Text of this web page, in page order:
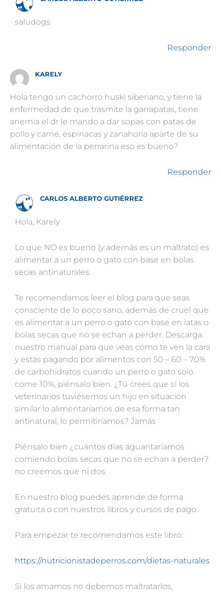
saludogs
Responder
KARELY
Hola tengo un cachorro huski siberiano, y tiene la
enfermedad de que trasmite la garrapatas, tiene
anemia el dr le mando a dar sopas con patas de
pollo y carne, espinacas y zanahoria aparte de su
alimentación de la perrarina eso es bueno?
Responder
CARLOS ALBERTO GUTIÉRREZ
Hola, Karely
Lo que NO es bueno (y además es un maltrato) es
alimentar a un perro o gato con base en bolas
secas antinaturales.
Te recomendamos leer el blog para que seas
consciente de lo poco sano, además de cruel que
es alimentar a un perro o gato con base en latas o
bolas secas que no se echan a perder. Descarga
nuestro manual para que veas cómo te ven la cara
y estás pagando por alimentos con 50 – 60 – 70%
de carbohidratos cuando un perro o gato solo
come 10%, piénsalo bien. ¿Tú crees que si los
veterinarios tuviésemos un hijo en situación
similar lo alimentaríamos de esa forma tan
antinatural, lo permitiríamos? Jamás
Piénsalo bien ¿cuántos días aguantaríamos
comiendo bolas secas que no se echan a perder?
no creemos que ni dos.
En nuestro blog puedes aprende de forma
gratuita o con nuestros libros y cursos de pago.
Para empezar te recomendamos este libro:
https://nutricionistadeperros.com/dietas-naturales
Si los amamos no debemos maltratarlos,